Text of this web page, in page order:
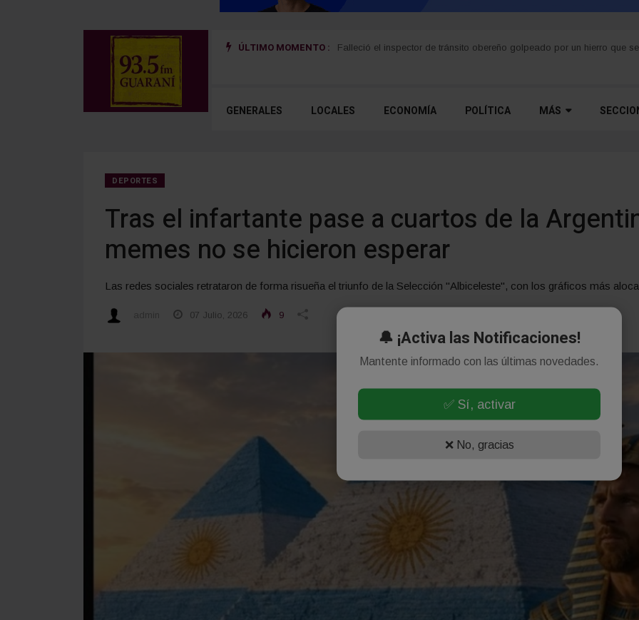
ÚLTIMO MOMENTO :
por un hierro que se desprendió de un camión Carlos Arce anticipó que votará en contra de la modificación de la
GENERALES LOCALES ECONOMÍA POLÍTICA MÁS
DEPORTES
Tras el infartante pase a cuartos de la
memes no se hicieron esperar
Las redes sociales retrataron de forma risueña el triunfo de la Selección "Albiceleste", con los gráficos más
07 Julio, 2026 9
🔔 ¡Activa las Notificaciones!
Mantente informado con las últimas novedades.
✅ Sí, activar
❌ No, gracias